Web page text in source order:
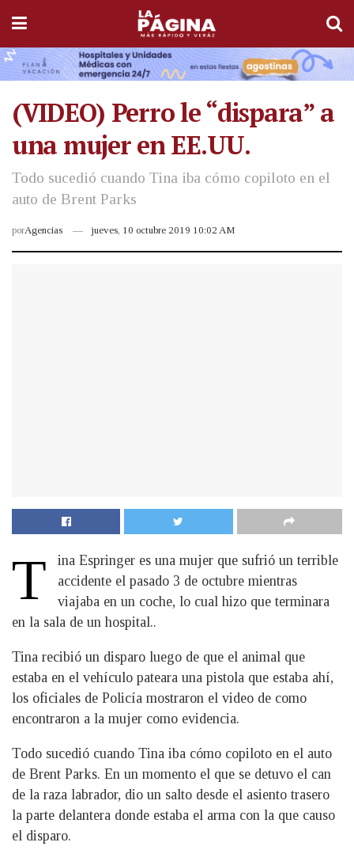
(VIDEO) Perro le “dispara” a
una mujer en EE.UU.
Todo sucedió cuando Tina iba cómo copiloto en el
auto de Brent Parks
porAgencias jueves, 10 octubre 2019 10:02 AM
T
ina Espringer es una mujer que sufrió un terrible
accidente el pasado 3 de octubre mientras
viajaba en un coche, lo cual hizo que terminara
en la sala de un hospital..
Tina recibió un disparo luego de que el animal que
estaba en el vehículo pateara una pistola que estaba ahí,
los oficiales de Policía mostraron el video de como
encontraron a la mujer como evidencia.
Todo sucedió cuando Tina iba cómo copiloto en el auto
de Brent Parks. En un momento el que se detuvo el can
de la raza labrador, dio un salto desde el asiento trasero
la parte delantera donde estaba el arma con la que causo
el disparo.